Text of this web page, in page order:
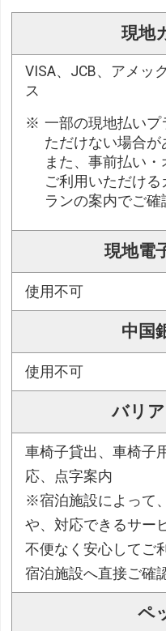
現地
VISA、JCB、アメッ
ス
一部の現地払い
ただけない場合が
また、事前払い
ご利用いただけ
ランの案内でご確
現地電
使用不可
中国
使用不可
バリ
車椅子貸出、車椅子
応、点字案内
※宿泊施設によって
や、対応できるサー
不便なく安心してご
宿泊施設へ直接ご確
ペ